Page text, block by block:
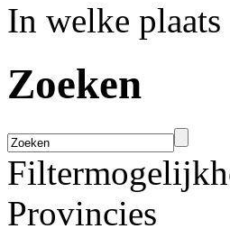
In welke plaats
Zoeken
Provincies